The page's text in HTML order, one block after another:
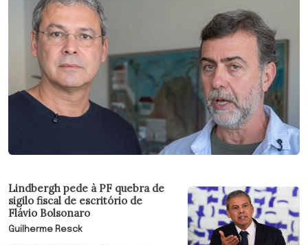
Lindbergh pede à PF quebra de
sigilo fiscal de escritório de
Flávio Bolsonaro
Guilherme Resck